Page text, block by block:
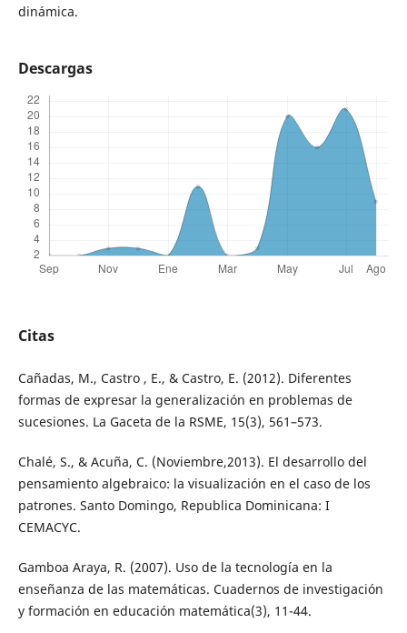
dinámica.
Descargas
Citas
Cañadas, M., Castro , E., & Castro, E. (2012). Diferentes
formas de expresar la generalización en problemas de
sucesiones. La Gaceta de la RSME, 15(3), 561–573.
Chalé, S., & Acuña, C. (Noviembre,2013). El desarrollo del
pensamiento algebraico: la visualización en el caso de los
patrones. Santo Domingo, Republica Dominicana: I
CEMACYC.
Gamboa Araya, R. (2007). Uso de la tecnología en la
enseñanza de las matemáticas. Cuadernos de investigación
y formación en educación matemática(3), 11-44.